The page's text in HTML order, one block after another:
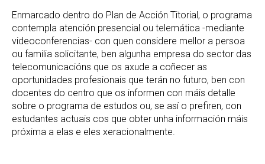
Enmarcado dentro do Plan de Acción Titorial, o programa
contempla atención presencial ou telemática -mediante
videoconferencias- con quen considere mellor a persoa
ou familia solicitante, ben algunha empresa do sector das
telecomunicacións que os axude a coñecer as
oportunidades profesionais que terán no futuro, ben con
docentes do centro que os informen con máis detalle
sobre o programa de estudos ou, se así o prefiren, con
estudantes actuais cos que obter unha información máis
próxima a elas e eles xeracionalmente.